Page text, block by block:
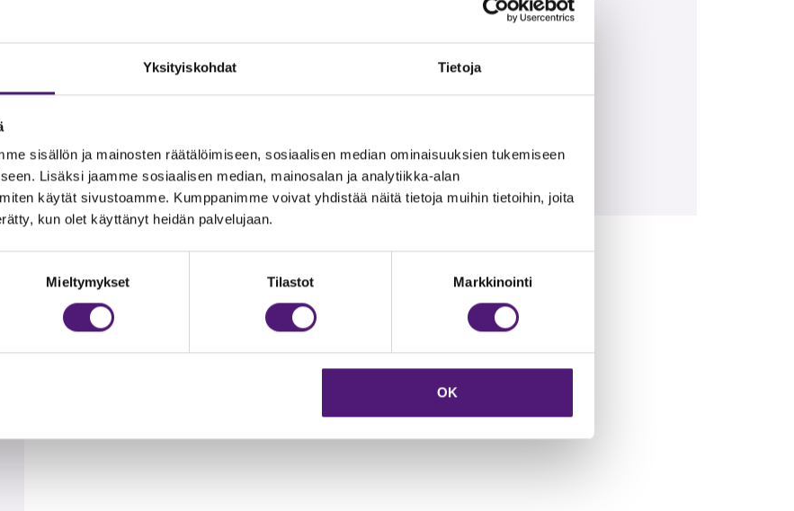
Yksityiskohdat Tietoja
sisällön ja mainosten räätälöimiseen, sosiaalisen median ominaisuuksien tukemiseen
Lisäksi jaamme sosiaalisen median, mainosalan ja analytiikka-alan
käytät sivustoamme. Kumppanimme voivat yhdistää näitä tietoja muihin tietoihin, joita
kun olet käyttänyt heidän palvelujaan.
Mieltymykset Tilastot Markkinointi
OK
/ varaus.
tai talouspaperit eikä loppusiivous. Nämä voi halutessaan ostaa lisäpalveluna.
kielletty.
Huippuun 200 m, FrisbeeGolf-radalle 300m. Karustantien matalaan ja
uimarantaan 13 km.